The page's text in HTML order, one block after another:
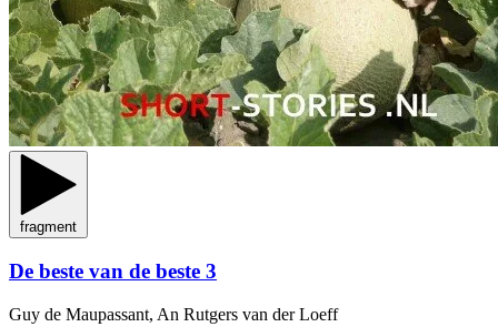
fragment
De beste van de beste 3
Guy de Maupassant, An Rutgers van der Loeff